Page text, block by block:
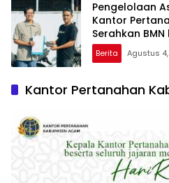
Pengelolaan
Kantor
Serahkan
Berita Agustus
Kantor Pertanahan